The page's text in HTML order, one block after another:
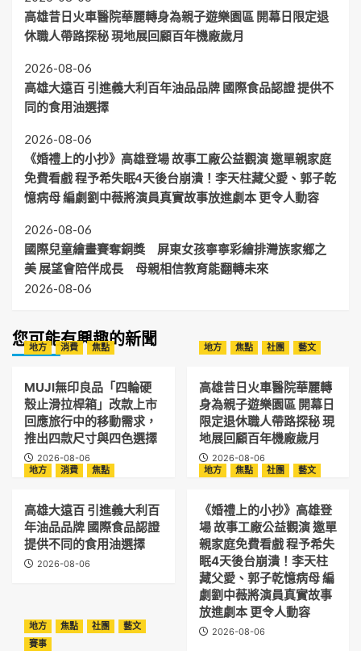
高雄昔日火車醫院華麗轉身為親子遊樂園區 開幕日限定退
休職人帶路探秘 現地展回顧百年機廠歲月
2026-08-06
高雄大遠百 引進義大利百年油品品牌 國際食品認證 提供不
同的食用油選擇
2026-08-06
《婚禮上的小抄》高雄登場 故事工廠公益觀演 邀單親家庭
免費看戲 程予希失眠4天後台崩潰！李天柱藏父愛、郭子乾
憶病母 編劇劉中薇將演員真實故事放進劇本 更令人動容
2026-08-06
國際兒童繪畫賽奪銅獎 屏東女孩寧寧彩繪排灣族家鄉之
美 展望會陪伴成長 母親相信教育能翻轉未來
2026-08-06
您可能有興趣的新聞
地方 消費 焦點
MUJI無印良品「四輪硬
殼止滑拉桿箱」改款上市
回應旅行中的移動需求，
推出四款尺寸與四色選擇
2026-08-06
地方 焦點 社團 藝文
高雄昔日火車醫院華麗轉
身為親子遊樂園區 開幕日
限定退休職人帶路探秘 現
地展回顧百年機廠歲月
2026-08-06
地方
消費 焦點
高雄大遠百 引進義大利百
年油品品牌 國際食品認證
提供不同的食用油選擇
2026-08-06
地方 焦點 社團 藝文
《婚禮上的小抄》高雄登
場 故事工廠公益觀演 邀單
親家庭免費看戲 程予希失
眠4天後台崩潰！李天柱
藏父愛、郭子乾憶病母 編
劇劉中薇將演員真實故事
放進劇本 更令人動容
2026-08-06
地方 焦點 社團
藝文
賽事